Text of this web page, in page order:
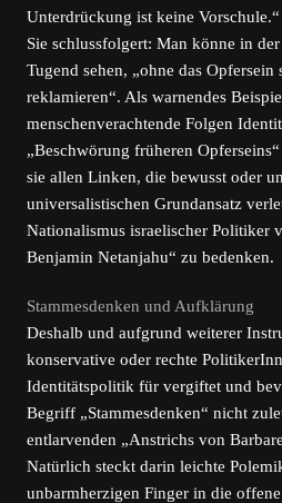
Unterdrückung ist keine Vorschule.“
Sie schlussfolgert: Man könne in
Tugend sehen, „ohne das Opfersein
reklamieren“. Als warnendes
menschenverachtende Folgen
„Beschwörung früheren
sie allen Linken, die bewusst oder
universalistischen Grundansatz
Nationalismus israelischer Politiker
Benjamin Netanjahu“ zu bedenken.
Stammesdenken und Aufklärung
Deshalb und aufgrund weiterer
konservative oder rechte
Identitätspolitik für vergiftet und
Begriff „Stammesdenken“ nicht
entlarvenden „Anstrichs von
Natürlich steckt darin leichte
unbarmherzigen Finger in die